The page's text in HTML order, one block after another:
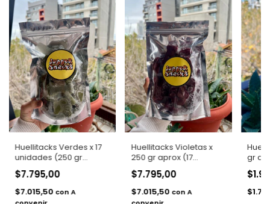
Huellitacks Verdes x 17
unidades (250 gr
aprox)
$7.795,00
$7.015,50 con A
Huellitacks Violetas x
250 gr aprox (17
unidades)
$7.795,00
$7.015,50 con A
gr